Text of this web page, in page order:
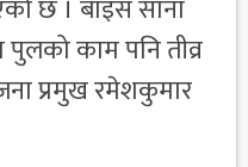
छ । बाइस साना
पुलको काम पनि तीव्र
प्रमुख रमेशकुमार